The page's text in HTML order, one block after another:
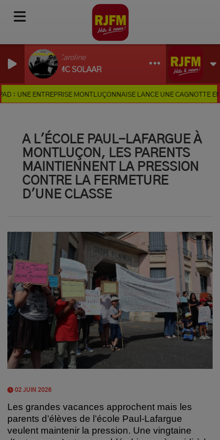
Comme Caroline
ZAHO, MC SOLAAR
ENTREPRISE MONTLUÇONNAISE LANCE UNE CAGNOTTE EN LIGNE
A L'ÉCOLE PAUL-LAFARGUE À
MONTLUÇON, LES PARENTS
MAINTIENNENT LA PRESSION
CONTRE LA FERMETURE
D'UNE CLASSE
02 JUIN 2026
Les grandes vacances approchent mais les
parents d’élèves de l’école Paul-Lafargue
veulent maintenir la pression. Une vingtaine